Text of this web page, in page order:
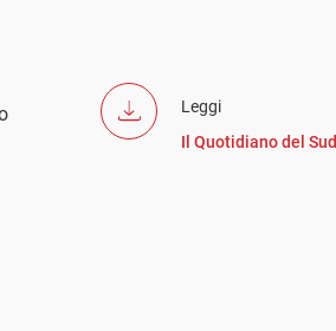
Leggi
Il Quotidiano del Sud